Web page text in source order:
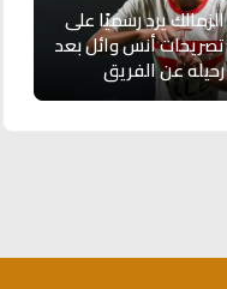
الزمالك يرد رسميًا على
تصريحات أنس وائل بعد
رحيله عن الفريق